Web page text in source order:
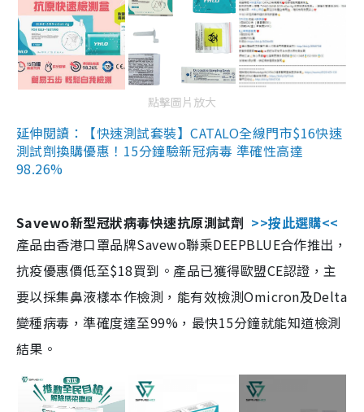
點擊圖片放大
延伸閱讀：【快速測試套裝】CATALO全線門市$16快速
測試劑換購優惠！15分鐘驗新冠病毒 準確性高達
98.26%
Savewo新型冠狀病毒快速抗原測試劑 >>按此選購<<
產品由香港口罩品牌Savewo聯乘DEEPBLUE合作推出，
抗疫優惠價低至$18買到。產品已獲得歐盟CE認證，主
要以採集鼻液樣本作檢測，能有效檢測Omicron及Delta
變種病毒，準確度達至99%，最快15分鐘就能知道檢測
結果。